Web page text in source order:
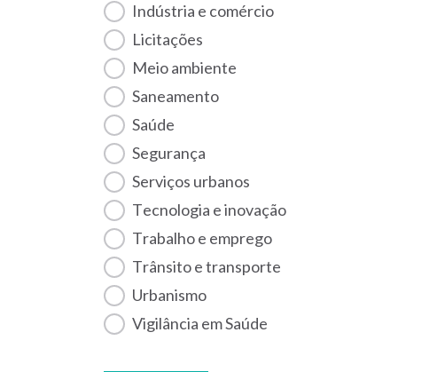
Indústria e comércio
Licitações
Meio ambiente
Saneamento
Saúde
Segurança
Serviços urbanos
Tecnologia e inovação
Trabalho e emprego
Trânsito e transporte
Urbanismo
Vigilância em Saúde